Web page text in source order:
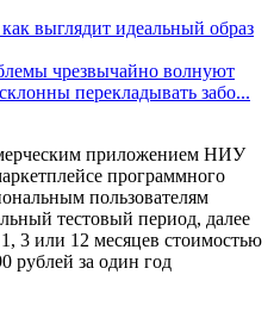
выглядит идеальный образ
чрезвычайно волнуют
перекладывать забо...
приложением НИУ
программного
пользователям
тестовый период, далее
3 или 12 месяцев стоимостью
рублей за один год